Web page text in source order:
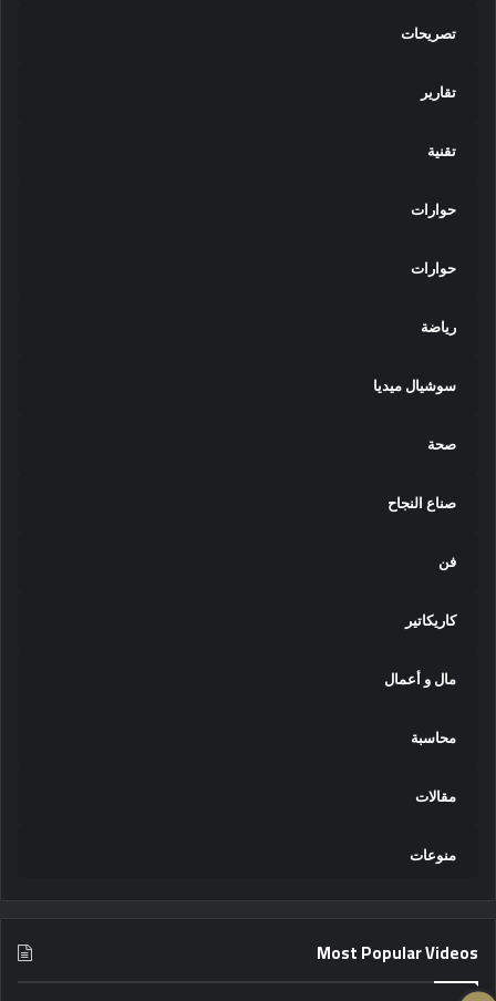
تصريحات
تقارير
تقنية
حوارات
حوارات
رياضة
سوشيال ميديا
صحة
صناع النجاح
فن
كاريكاتير
مال و أعمال
محاسبة
مقالات
منوعات
Most Popular Videos